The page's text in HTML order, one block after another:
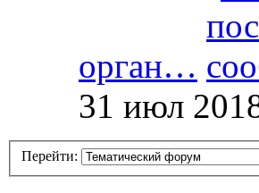
орган…
31 июл
Перейти: